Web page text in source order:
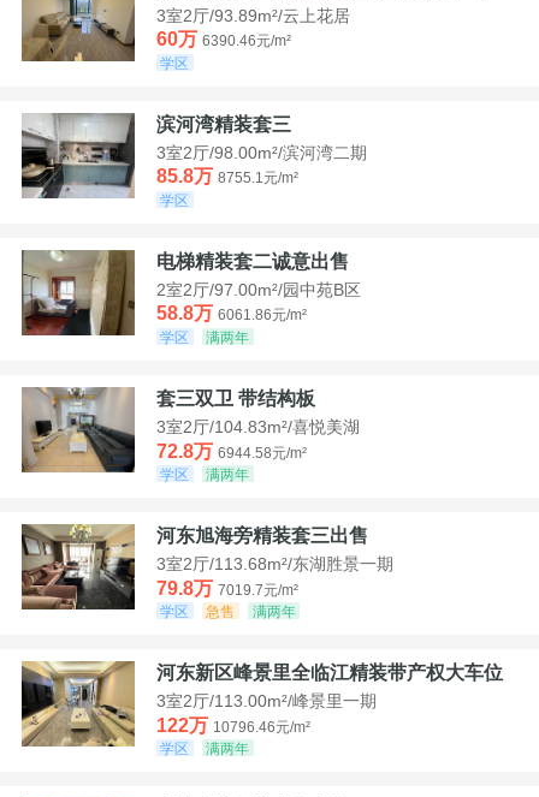
3室2厅/93.89m²/云上花居
60万 6390.46元/m²
学区
滨河湾精装套三
3室2厅/98.00m²/滨河湾二期
85.8万 8755.1元/m²
学区
电梯精装套二诚意出售
2室2厅/97.00m²/园中苑B区
58.8万 6061.86元/m²
学区
满两年
套三双卫 带结构板
3室2厅/104.83m²/喜悦美湖
72.8万 6944.58元/m²
学区
满两年
河东旭海旁精装套三出售
3室2厅/113.68m²/东湖胜景一期
79.8万 7019.7元/m²
学区
急售 满两年
河东新区峰景里全临江精装带产权大车位
3室2厅/113.00m²/峰景里一期
122万 10796.46元/m²
学区
满两年